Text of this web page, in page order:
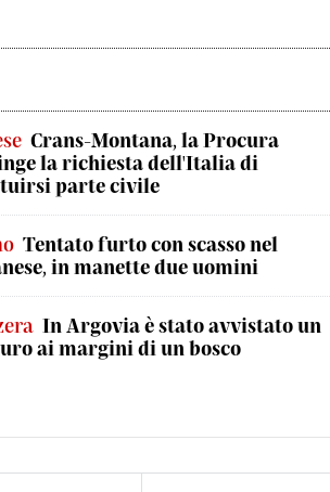
Crans-Montana, la Procura
la richiesta dell'Italia di
parte civile
Tentato furto con scasso nel
in manette due uomini
In Argovia è stato avvistato un
ai margini di un bosco